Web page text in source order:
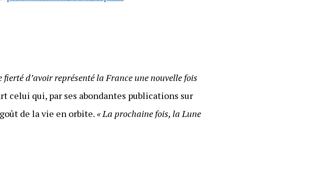
fierté d’avoir représenté la France une nouvelle fois
celui qui, par ses abondantes publications sur
de la vie en orbite. « La prochaine fois, la Lune